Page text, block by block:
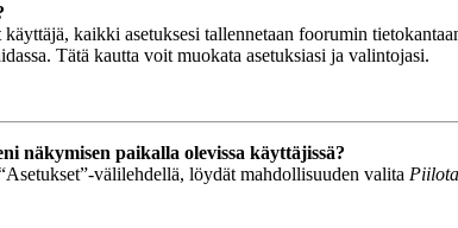
kaikki asetuksesi tallennetaan foorumin
Tätä kautta voit muokata asetuksiasi ja valintojasi.
näkymisen paikalla olevissa käyttäjissä?
välilehdellä, löydät mahdollisuuden valita